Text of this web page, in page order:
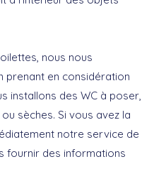
nous nous
prenant en considération
installons des WC à poser,
sèches. Si vous avez la
notre service de
fournir des informations